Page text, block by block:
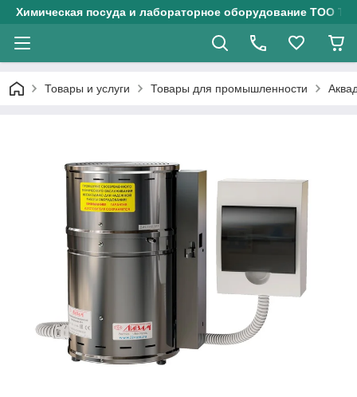
Химическая посуда и лабораторное оборудование ТОО
Товары и услуги Товары для промышленности